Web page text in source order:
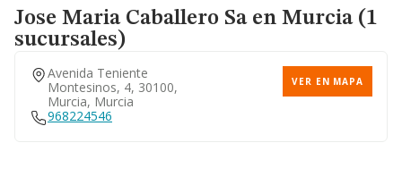
Jose Maria Caballero Saen Murcia (1
sucursales)
Avenida Teniente
Montesinos, 4, 30100,
Murcia, Murcia
VER EN MAPA
968224546